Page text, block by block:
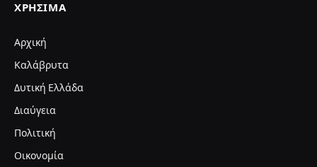
ΧΡΉΣΙΜΑ
Αρχική
Καλάβρυτα
Δυτική Ελλάδα
Διαύγεια
Πολιτική
Οικονομία